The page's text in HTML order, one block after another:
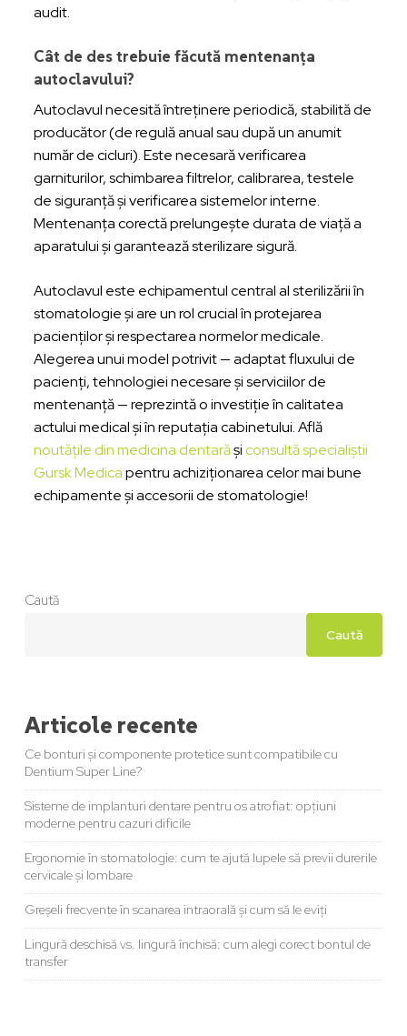
audit.
Cât de des trebuie făcută mentenanța
autoclavului?
Autoclavul necesită întreținere periodică, stabilită de
producător (de regulă anual sau după un anumit
număr de cicluri). Este necesară verificarea
garniturilor, schimbarea filtrelor, calibrarea, testele
de siguranță și verificarea sistemelor interne.
Mentenanța corectă prelungește durata de viață a
aparatului și garantează sterilizare sigură.
Autoclavul este echipamentul central al sterilizării în
stomatologie și are un rol crucial în protejarea
pacienților și respectarea normelor medicale.
Alegerea unui model potrivit — adaptat fluxului de
pacienți, tehnologiei necesare și serviciilor de
mentenanță — reprezintă o investiție în calitatea
actului medical și în reputația cabinetului. Află
noutățile din medicina dentarăși consultă specialiștii
Gursk Medicapentru achiziționarea celor mai bune
echipamente și accesorii de stomatologie!
Caută
Caută
Articole recente
Ce bonturi și componente protetice sunt compatibile cu
Dentium Super Line?
Sisteme de implanturi dentare pentru os atrofiat: opțiuni
moderne pentru cazuri dificile
Ergonomie în stomatologie: cum te ajută lupele să previi durerile
cervicale și lombare
Greșeli frecvente în scanarea intraorală și cum să le eviți
Lingură deschisă vs. lingură închisă: cum alegi corect bontul de
transfer